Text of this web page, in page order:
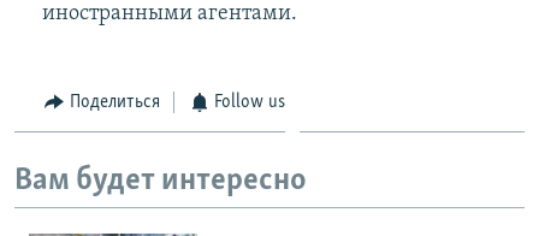
иностранными агентами.
Поделиться Follow us
Вам будет интересно